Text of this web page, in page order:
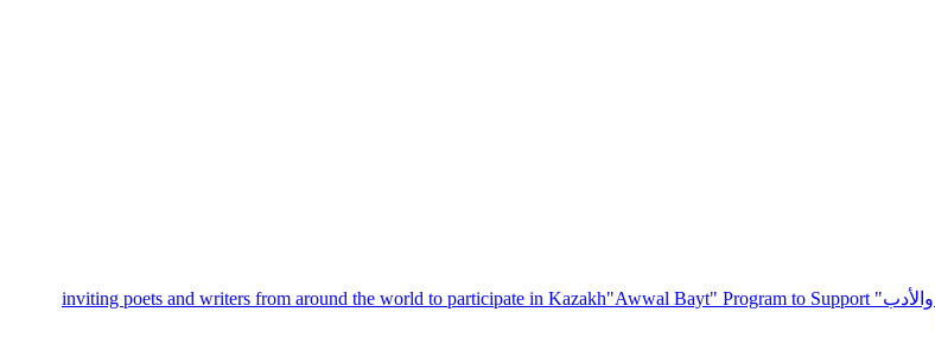
" inviting poets and writers from around the world to participate in Kazakh
"Awwal Bayt" Program to Support